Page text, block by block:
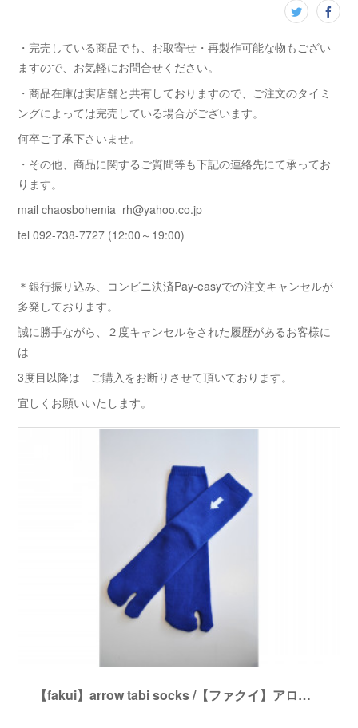
・完売している商品でも、お取寄せ・再製作可能な物もござい
ますので、お気軽にお問合せください。
・商品在庫は実店舗と共有しておりますので、ご注文のタイミ
ングによっては完売している場合がございます。
何卒ご了承下さいませ。
・その他、商品に関するご質問等も下記の連絡先にて承ってお
ります。
mail chaosbohemia_rh@yahoo.co.jp
tel 092-738-7727 (12:00～19:00)
＊銀行振り込み、コンビニ決済Pay-easyでの注文キャンセルが
多発しております。
誠に勝手ながら、２度キャンセルをされた履歴があるお客様に
は
3度目以降は ご購入をお断りさせて頂いております。
宜しくお願いいたします。
【fakui】arrow tabi socks /【ファクイ】アロータビソックス